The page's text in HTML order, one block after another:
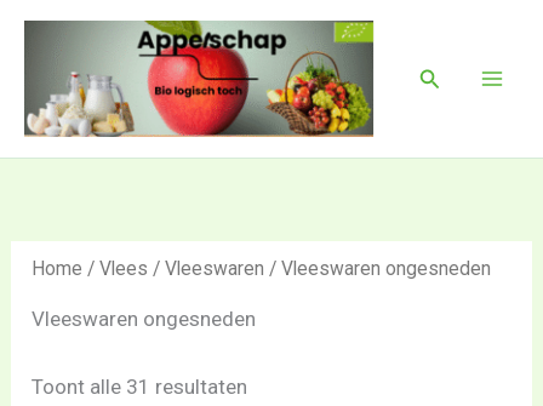
inhoud
Zoeken
Home /Vlees /Vleeswaren / Vleeswaren ongesneden
Vleeswaren ongesneden
Toont alle 31 resultaten
op
nieuwste